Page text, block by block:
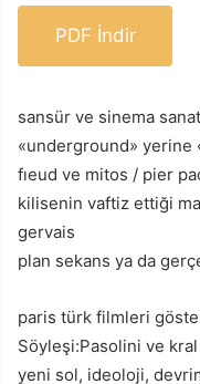
PDF İndir
sansür ve sinema
«underground» yerine
fıeud ve mitos / pier
kilisenin vaftiz ettiği
gervais
plan sekans ya da
paris türk filmleri
Söyleşi:Pasolini ve
yeni sol, ideoloji,